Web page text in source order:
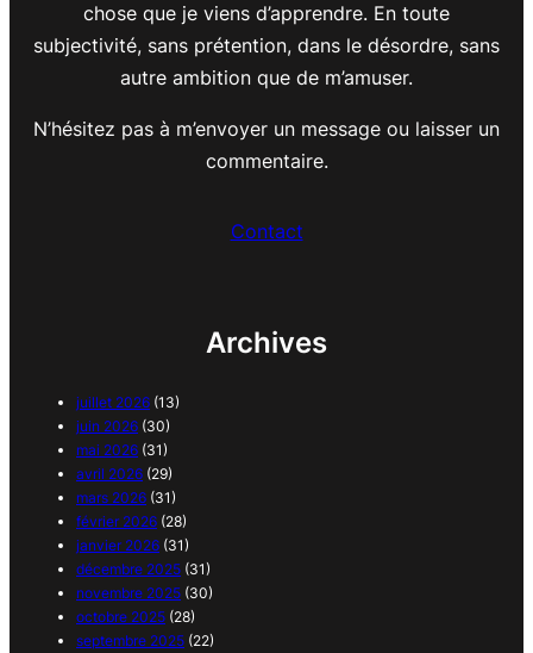
chose que je viens d’apprendre. En toute
subjectivité, sans prétention, dans le désordre, sans
autre ambition que de m’amuser.
N’hésitez pas à m’envoyer un message ou laisser un
commentaire.
Contact
Archives
juillet 2026 (13)
juin 2026 (30)
mai 2026 (31)
avril 2026 (29)
mars 2026 (31)
février 2026 (28)
janvier 2026 (31)
décembre 2025 (31)
novembre 2025 (30)
octobre 2025 (28)
septembre 2025 (22)